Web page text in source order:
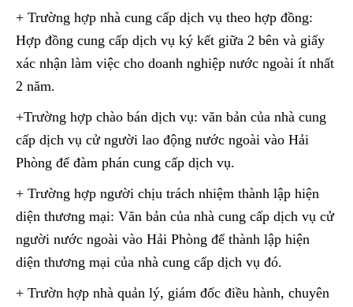
+ Trường hợp nhà cung cấp dịch vụ theo hợp đồng:
Hợp đồng cung cấp dịch vụ ký kết giữa 2 bên và giấy
xác nhận làm việc cho doanh nghiệp nước ngoài ít nhất
2 năm.
+Trường hợp chào bán dịch vụ: văn bản của nhà cung
cấp dịch vụ cử người lao động nước ngoài vào Hải
Phòng để đàm phán cung cấp dịch vụ.
+ Trường hợp người chịu trách nhiệm thành lập hiện
diện thương mại: Văn bản của nhà cung cấp dịch vụ cử
người nước ngoài vào Hải Phòng để thành lập hiện
diện thương mại của nhà cung cấp dịch vụ đó.
+ Trườn hợp nhà quản lý, giám đốc điều hành, chuyên